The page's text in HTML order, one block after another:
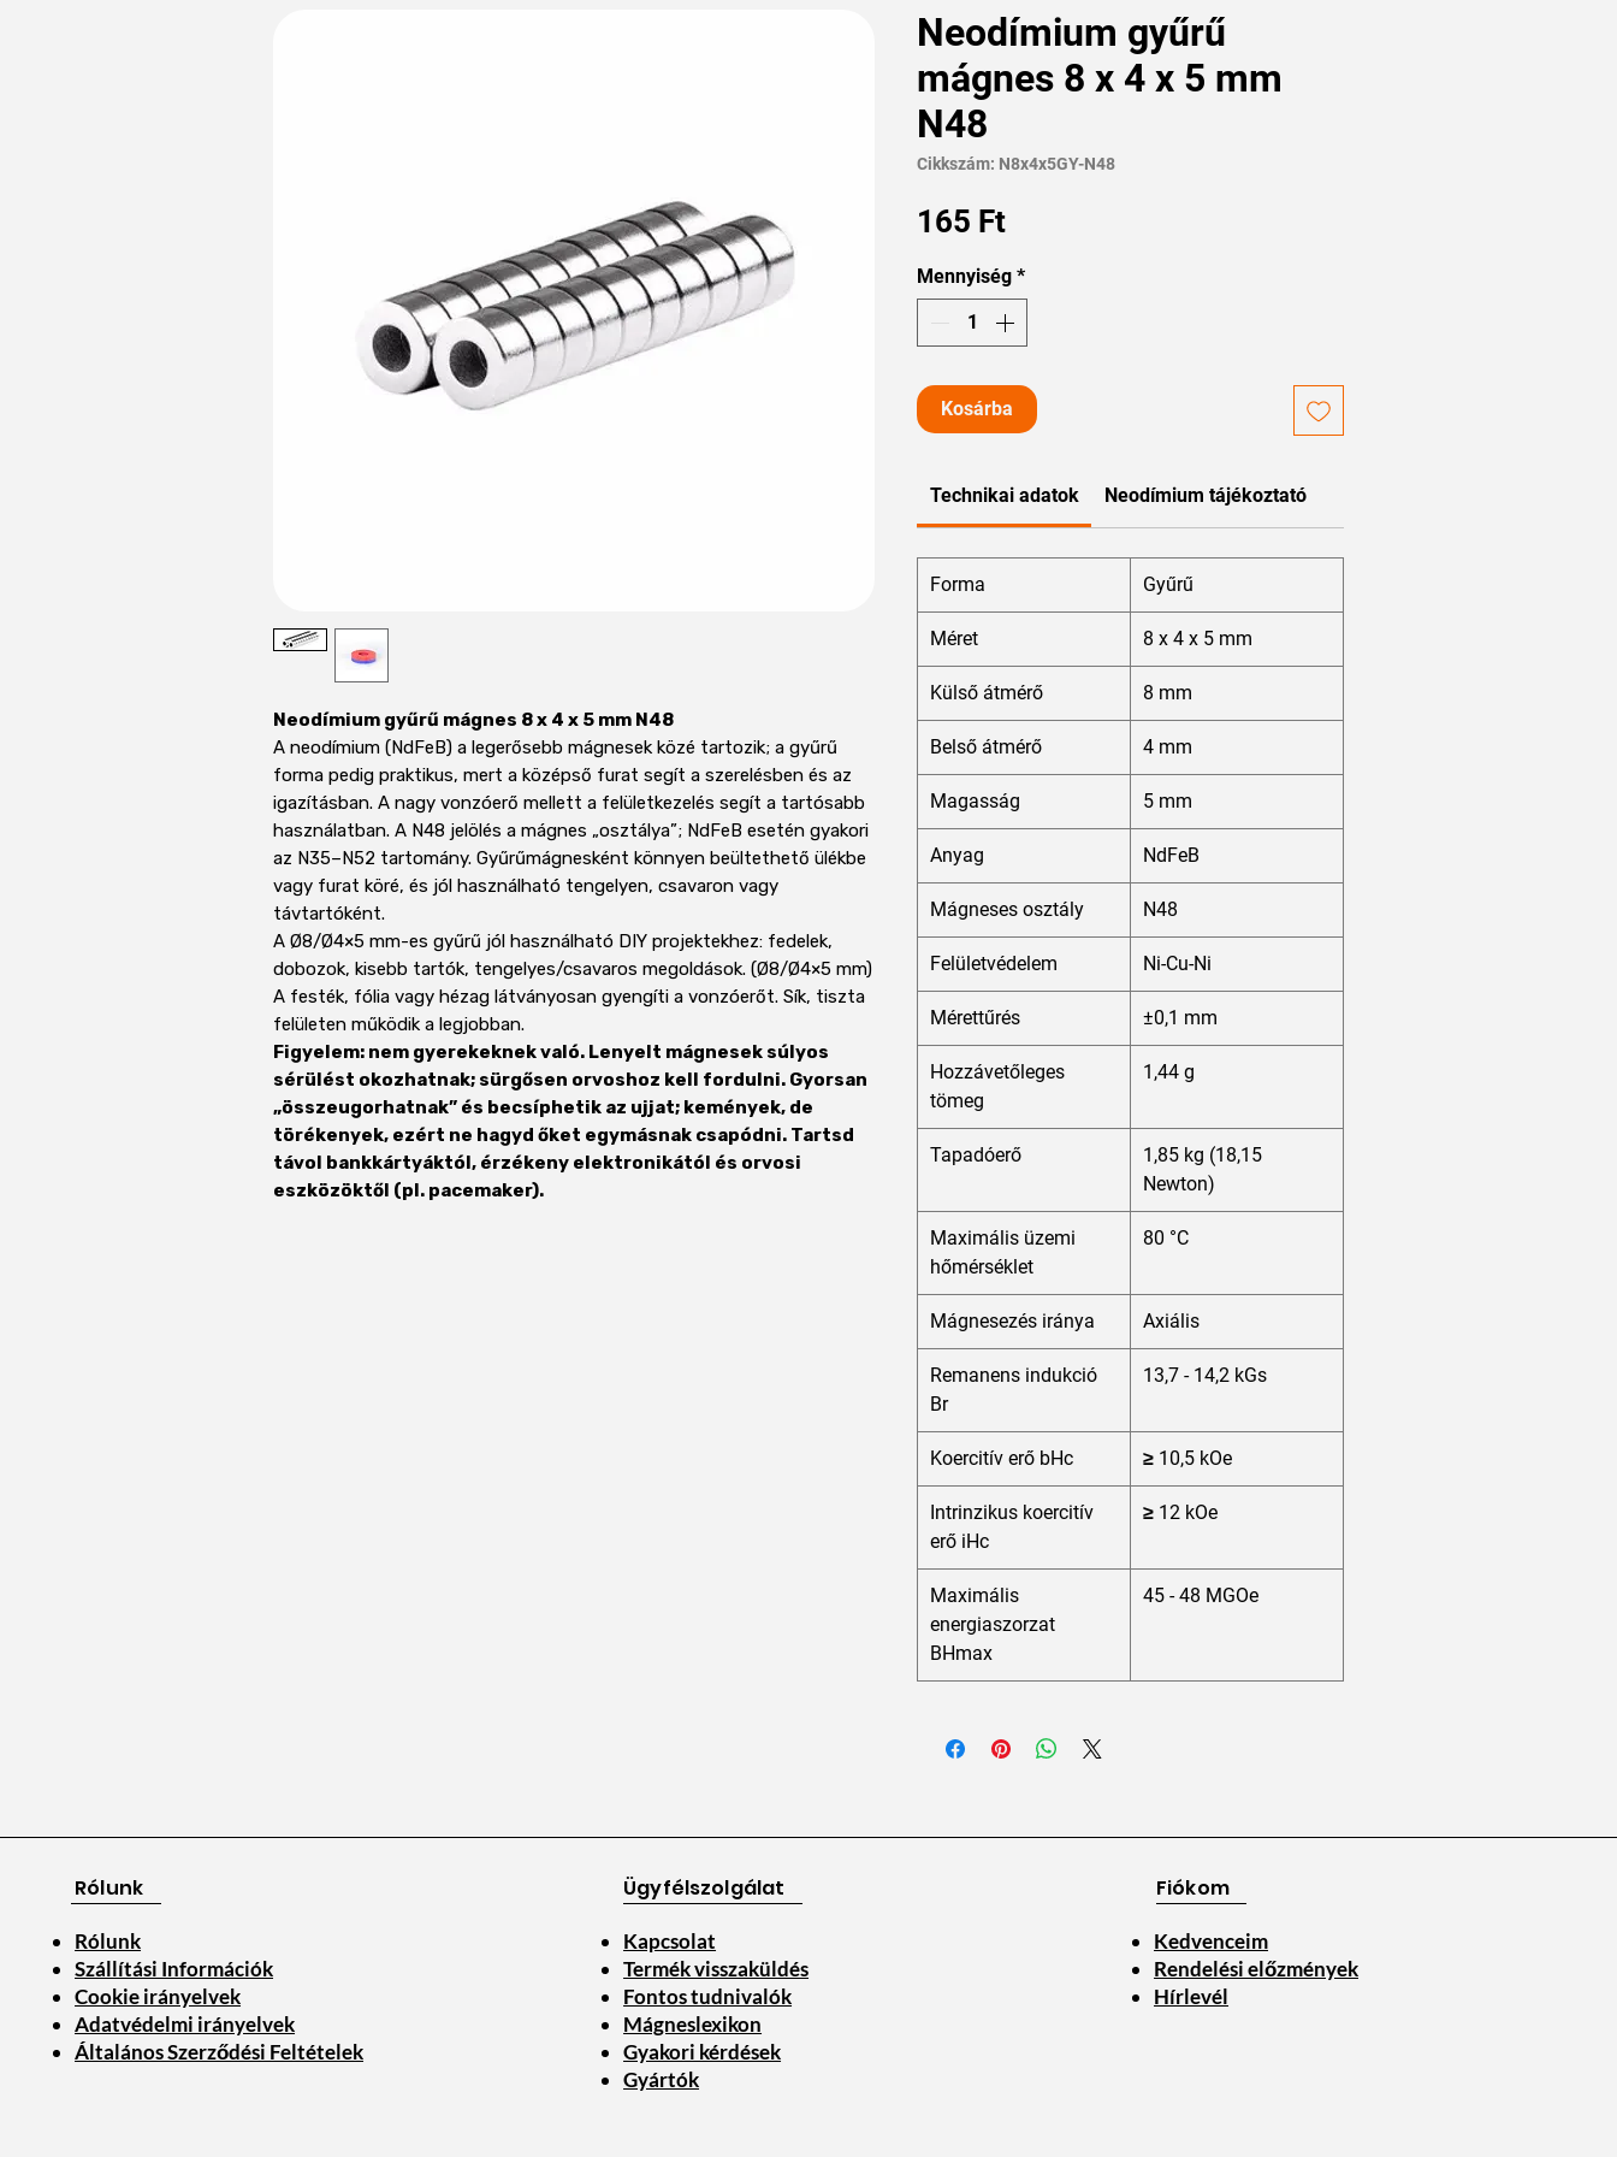
Neodímium gyűrű mágnes 8 x 4 x 5 mm N48
A neodímium (NdFeB) a legerősebb mágnesek közé tartozik; a gyűrű
forma pedig praktikus, mert a középső furat segít a szerelésben és az
igazításban. A nagy vonzóerő mellett a felületkezelés segít a tartósabb
használatban. A N48 jelölés a mágnes „osztálya”; NdFeB esetén gyakori
az N35–N52 tartomány. Gyűrűmágnesként könnyen beültethető ülékbe
vagy furat köré, és jól használható tengelyen, csavaron vagy
távtartóként.
A Ø8/Ø4×5 mm-es gyűrű jól használható DIY projektekhez: fedelek,
dobozok, kisebb tartók, tengelyes/csavaros megoldások. (Ø8/Ø4×5 mm)
A festék, fólia vagy hézag látványosan gyengíti a vonzóerőt. Sík, tiszta
felületen működik a legjobban.
Figyelem: nem gyerekeknek való. Lenyelt mágnesek súlyos
sérülést okozhatnak; sürgősen orvoshoz kell fordulni. Gyorsan
„összeugorhatnak” és becsíphetik az ujjat; kemények, de
törékenyek, ezért ne hagyd őket egymásnak csapódni. Tartsd
távol bankkártyáktól, érzékeny elektronikától és orvosi
eszközöktől (pl. pacemaker).
Neodímium gyűrű
mágnes 8 x 4 x 5 mm
N48
Cikkszám: N8x4x5GY-N48
165 FtÁr
Mennyiség *
Kosárba
Technikai adatok Neodímium tájékoztató
Forma Gyűrű
Méret 8 x 4 x 5 mm
Külső átmérő 8 mm
Belső átmérő 4 mm
Magasság 5 mm
Anyag NdFeB
Mágneses osztály N48
Felületvédelem Ni-Cu-Ni
Mérettűrés ±0,1 mm
Hozzávetőleges
tömeg
1,44 g
Tapadóerő
1,85 kg (18,15
Newton)
Maximális üzemi
hőmérséklet
80 °C
Mágnesezés iránya Axiális
Remanens indukció
Br
13,7 - 14,2 kGs
Koercitív erő bHc ≥ 10,5 kOe
Intrinzikus koercitív
erő iHc
≥ 12 kOe
Maximális
energiaszorzat
BHmax
45 - 48 MGOe
Rólunk
Rólunk
Szállítási Információk
Cookie irányelvek
Adatvédelmi irányelvek
Általános Szerződési Feltételek
Ügyfélszolgálat
Kapcsolat
Termék visszaküldés
Fontos tudnivalók
Mágneslexikon
Gyakori kérdések
Gyártók
Fiókom
Kedvenceim
Rendelési előzmények
Hírlevél